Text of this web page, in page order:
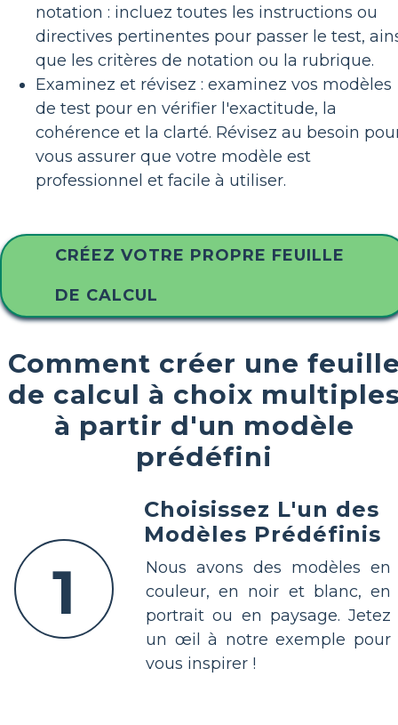
notation : incluez toutes les instructions ou
directives pertinentes pour passer le test,
que les critères de notation ou la rubrique.
Examinez et révisez : examinez vos modèles
de test pour en vérifier l'exactitude, la
cohérence et la clarté. Révisez au besoin
vous assurer que votre modèle est
professionnel et facile à utiliser.
CRÉEZ VOTRE PROPRE FEUILLE
DE CALCUL
Comment créer une
de calcul à choix
à partir d'un modèle
prédéfini
1
Choisissez L'un des
Modèles Prédéfinis
Nous avons des modèles en
couleur, en noir et blanc, en
portrait ou en paysage. Jetez
un œil à notre exemple pour
vous inspirer !